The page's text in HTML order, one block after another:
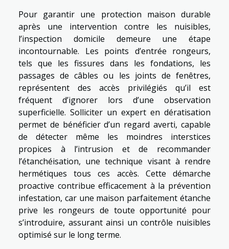
Pour garantir une protection maison durable
après une intervention contre les nuisibles,
l’inspection domicile demeure une étape
incontournable. Les points d’entrée rongeurs,
tels que les fissures dans les fondations, les
passages de câbles ou les joints de fenêtres,
représentent des accès privilégiés qu’il est
fréquent d’ignorer lors d’une observation
superficielle. Solliciter un expert en dératisation
permet de bénéficier d’un regard averti, capable
de détecter même les moindres interstices
propices à l’intrusion et de recommander
l’étanchéisation, une technique visant à rendre
hermétiques tous ces accès. Cette démarche
proactive contribue efficacement à la prévention
infestation, car une maison parfaitement étanche
prive les rongeurs de toute opportunité pour
s’introduire, assurant ainsi un contrôle nuisibles
optimisé sur le long terme.